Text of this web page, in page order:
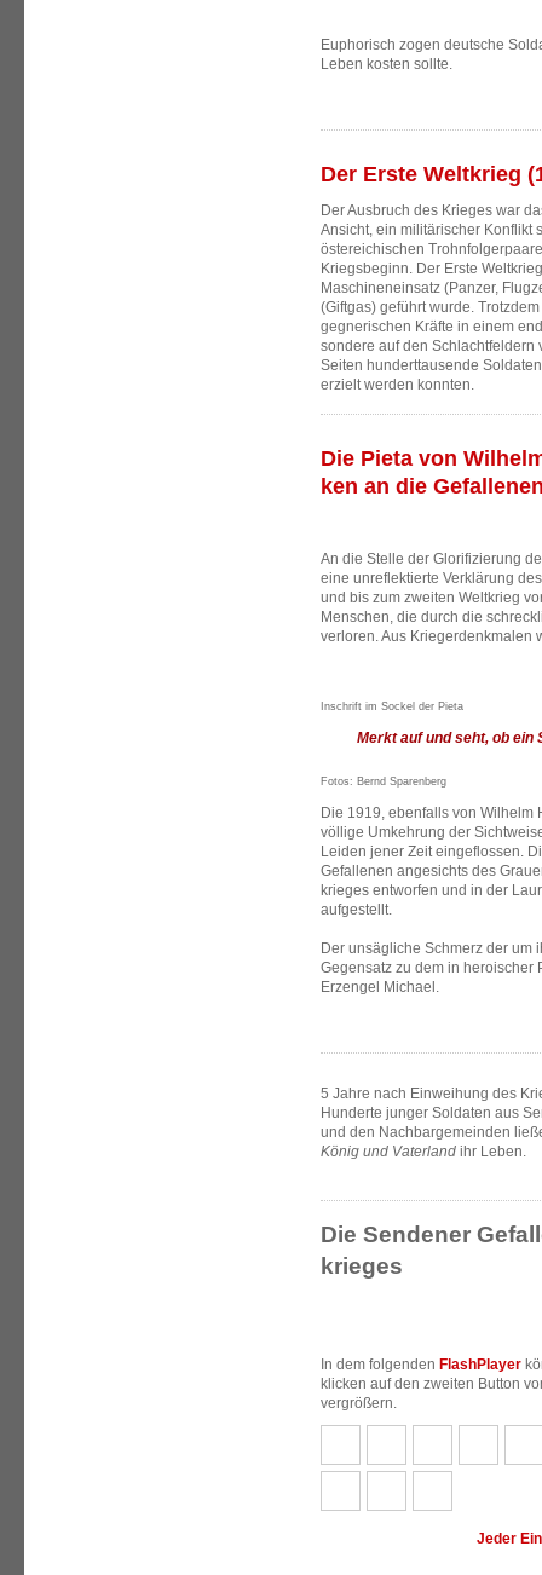
Euphorisch zogen deutsche
Leben kosten sollte.
Der Erste Weltkrieg
Der Ausbruch des Krieges war
Ansicht, ein militärischer Konflikt
östereichischen
Kriegsbeginn. Der Erste
Maschineneinsatz (Panzer,
(Giftgas) geführt wurde.
gegnerischen Kräfte in einem
sondere auf den Schlachtfeldern
Seiten hunderttausende
erzielt werden konnten.
Die Pieta von
ken an die
An die Stelle der Glorifizierung
eine unreflektierte Verklärung
und bis zum zweiten Weltkrieg
Menschen, die durch die
verloren. Aus Kriegerdenkmalen
Inschrift im Sockel der Pieta
Merkt auf und seht, ob ein
Fotos: Bernd Sparenberg
Die 1919, ebenfalls von Wilhelm
völlige Umkehrung der
Leiden jener Zeit eingeflossen.
Gefallenen angesichts des
krieges entworfen und in der
aufgestellt.
Der unsägliche Schmerz der um
Gegensatz zu dem in heroischer
Erzengel Michael.
5 Jahre nach Einweihung des
Hunderte junger Soldaten aus
und den Nachbargemeinden
König und Vaterland ihr Leben.
Die Sendener
krieges
In dem folgenden FlashPlayer
klicken auf den zweiten Button
vergrößern.
Jeder